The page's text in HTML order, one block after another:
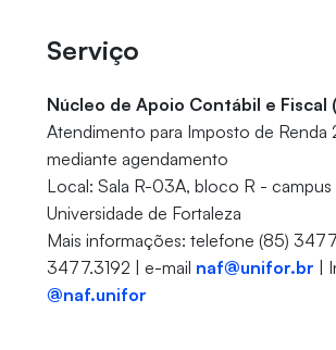
Serviço
Núcleo de Apoio Contábil e Fiscal
Atendimento para Imposto de Renda
mediante agendamento
Local: Sala R-03A, bloco R - campus
Universidade de Fortaleza
Mais informações: telefone (85)
3477.3192 | e-mail naf@unifor.br |
@naf.unifor